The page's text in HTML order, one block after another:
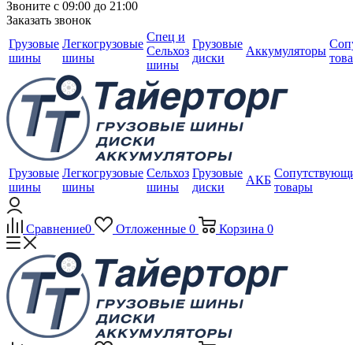
Звоните с 09:00 до 21:00
Заказать звонок
Грузовые
шины
Легкогрузовые
шины
Спец и
Сельхоз
шины
Грузовые
диски
Аккумуляторы
Грузовые
шины
Легкогрузовые
шины
Сельхоз
шины
Грузовые
диски
АКБ
товары
Сравнение0 Отложенные 0 Корзина 0